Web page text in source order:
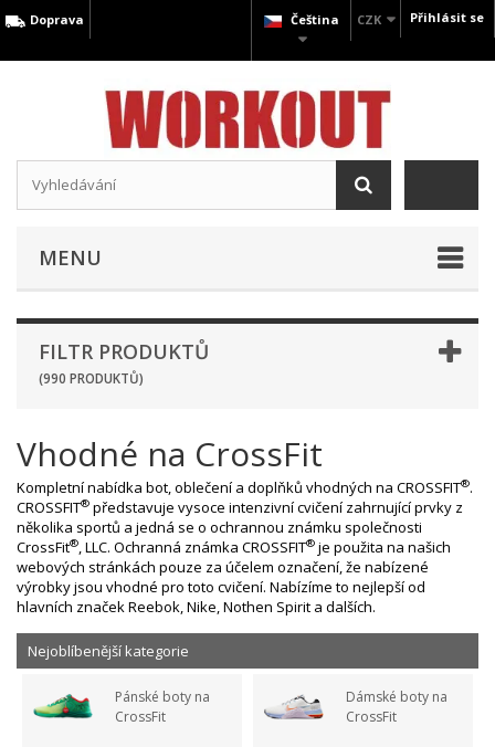
Přihlásit se
CZK
Čeština
Doprava
MENU
FILTR PRODUKTŮ
(990 PRODUKTŮ)
Vhodné na CrossFit
Kompletní nabídka bot, oblečení a doplňků vhodných na CROSSFIT®.
CROSSFIT® představuje vysoce intenzivní cvičení zahrnující prvky z
několika sportů a jedná se o ochrannou známku společnosti
CrossFit®, LLC. Ochranná známka CROSSFIT® je použita na našich
webových stránkách pouze za účelem označení, že nabízené
výrobky jsou vhodné pro toto cvičení. Nabízíme to nejlepší od
hlavních značek Reebok, Nike, Nothen Spirit a dalších.
Nejoblíbenější kategorie
Pánské boty na
CrossFit
Dámské boty na
CrossFit